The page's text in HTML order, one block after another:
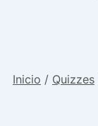
Inicio / Quizzes